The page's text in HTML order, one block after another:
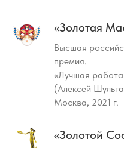
«Золотая
Высшая
премия.
«Лучшая работа
(Алексей
Москва, 2021 г.
«Золотой